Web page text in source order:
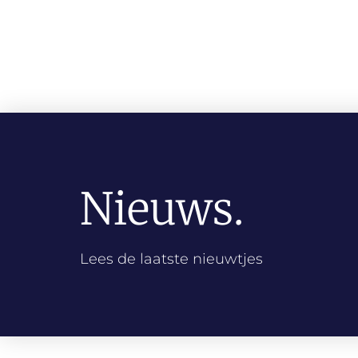
Nieuws.
Lees de laatste nieuwtjes